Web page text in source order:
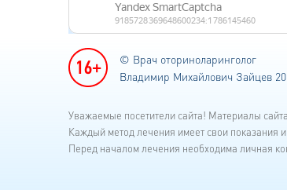
© Врач оториноларинголог
Владимир Михайлович Зайцев
Уважаемые посетители сайта! Материалы
Каждый метод лечения имеет свои показания и
Перед началом лечения необходима личная